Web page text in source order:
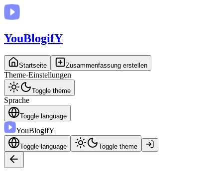
YouBlogifY
Startseite Zusammenfassung erstellen
Theme-Einstellungen
Toggle theme
Sprache
Toggle language
YouBlogifY
Toggle language Toggle theme